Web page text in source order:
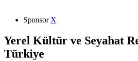
Sponsor X
Yerel Kültür ve Seyahat
Türkiye